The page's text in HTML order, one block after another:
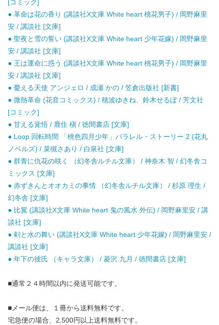
[コミック]
● 革命は花の香り (講談社X文庫 White heart 桃花男子) / 岡野麻里
安 / 講談社 [文庫]
● 聖夜と雪の誓い (講談社X文庫 White heart 少年花嫁) / 岡野麻里
安 / 講談社 [文庫]
● 王は運命に惑う (講談社X文庫 White heart 桃花男子) / 岡野麻里
安 / 講談社 [文庫]
● 憂える天使 アンジェロ / 成瀬 かの / 笠倉出版社 [新書]
● 微熱革命 (花音コミックス) / 穂波ゆきね、鈴木せるぼ / 芳文社
[コミック]
● 甘える覚悟 / 鹿住 槇 / 徳間書店 [文庫]
● Loop 回転時間 「桃色四月少年」パラレル・ストーリー 2 (花丸
ノベルズ) / 菜槻さあり / 白泉社 [文庫]
● 群青に仇花の咲く （幻冬舎ルチル文庫） / 神奈木 智 / 幻冬舎コ
ミックス [文庫]
● 赤ずきんとオオカミの事情 （幻冬舎ルチル文庫） / 杉原 理生 /
幻冬舎 [文庫]
● 比翼 (講談社X文庫 White heart 鬼の風水 外伝) / 岡野麻里安 / 講
談社 [文庫]
● 剣と水の舞い (講談社X文庫 White heart 少年花嫁) / 岡野麻里安 /
講談社 [文庫]
● 年下の彼氏 （キャラ文庫） / 菱沢 九月 / 徳間書店 [文庫]
■通常２４時間以内に発送可能です。
■メール便は、１冊から送料無料です。
宅急便の場合、2,500円以上送料無料です。